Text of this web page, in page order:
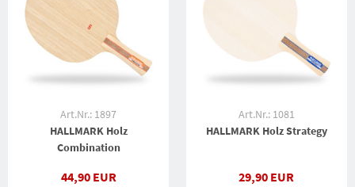
Art.Nr.: 1897
HALLMARK Holz
Combination
44,90 EUR
Art.Nr.: 1081
HALLMARK Holz Strategy
29,90 EUR